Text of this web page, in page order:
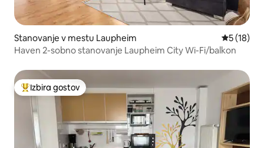
Stanovanje v mestu Laupheim
5 (18)
Haven 2-sobno stanovanje Laupheim City Wi-Fi/balkon
Najbolj priljubljena prenočišča z značko »Izbira gostov«
Izbira gostov